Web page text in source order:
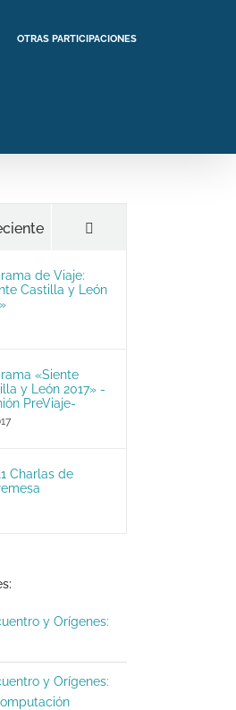
OTRAS PARTICIPACIONES
de la
España Exterior: Ruth
toma posesion de su
de Viaje:
Castilla y León
«Siente
y León 2017» -
PreViaje-
Charlas de
y Orígenes:
y Orígenes: